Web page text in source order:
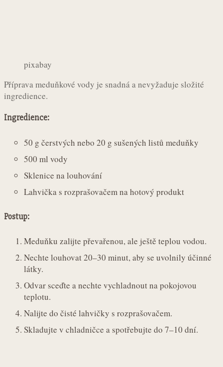
pixabay
Příprava meduňkové vody je snadná a nevyžaduje složité
ingredience.
Ingredience:
50 g čerstvých nebo 20 g sušených listů meduňky
500 ml vody
Sklenice na louhování
Lahvička s rozprašovačem na hotový produkt
Postup:
Meduňku zalijte převařenou, ale ještě teplou vodou.
Nechte louhovat 20–30 minut, aby se uvolnily účinné
látky.
Odvar sceďte a nechte vychladnout na pokojovou
teplotu.
Nalijte do čisté lahvičky s rozprašovačem.
Skladujte v chladničce a spotřebujte do 7–10 dní.